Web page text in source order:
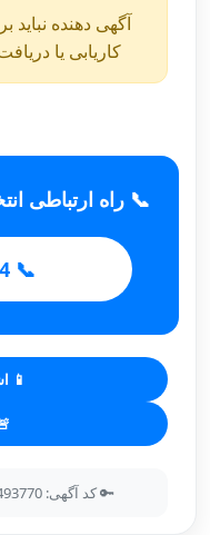
آگهی دهنده نباید
کاریابی یا
📞 راه ارتباطی
📞 09195341184
📱
🔑 کد آگهی: 656796804012283438151295493770